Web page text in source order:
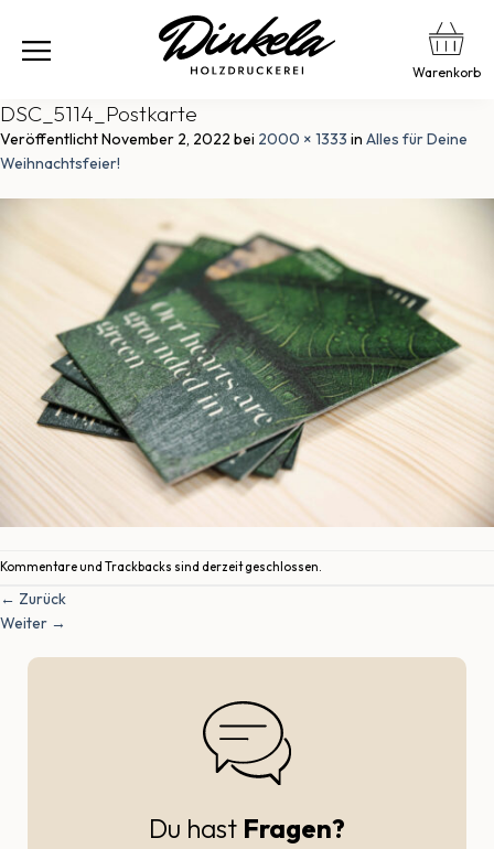
Warenkorb
DSC_5114_Postkarte
VeröffentlichtNovember 2, 2022 bei 2000 × 1333 in Alles für Deine
Weihnachtsfeier!
Kommentare und Trackbacks sind derzeit geschlossen.
← Zurück
Weiter →
Du hast Fragen?